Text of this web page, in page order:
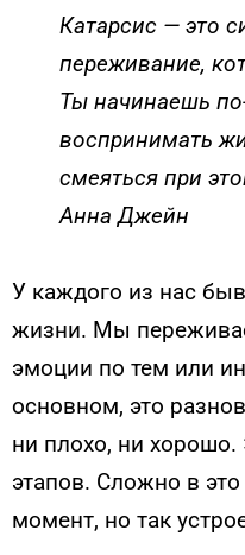
Катарсис — это
переживание,
Ты начинаешь
воспринимать
смеяться при
Анна Джейн
У каждого из нас
жизни. Мы
эмоции по тем или
основном, это
ни плохо, ни хорошо.
этапов. Сложно в
момент, но так